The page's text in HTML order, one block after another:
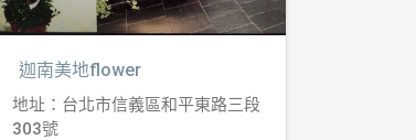
迦南美地flower
地址：台北市信義區和平東路三段
303號